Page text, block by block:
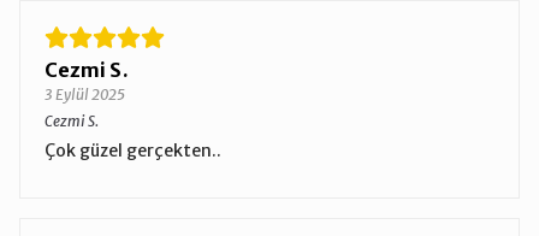
Cezmi S.
3 Eylül 2025
Cezmi S.
Çok güzel gerçekten..